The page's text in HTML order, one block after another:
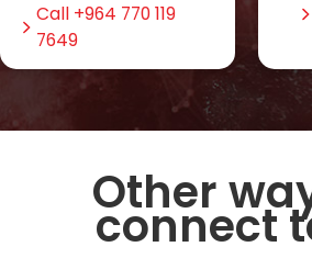
Call +964 770 119
7649
Other
connect